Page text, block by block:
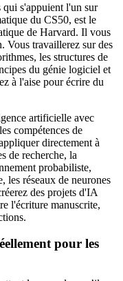
qui s'appuient l'un sur
du CS50, est le
de Harvard. Il vous
Vous travaillerez sur des
les structures de
du génie logiciel et
à l'aise pour écrire du
artificielle avec
compétences de
directement à
de recherche, la
probabiliste,
les réseaux de neurones
des projets d'IA
l'écriture manuscrite,
pour les